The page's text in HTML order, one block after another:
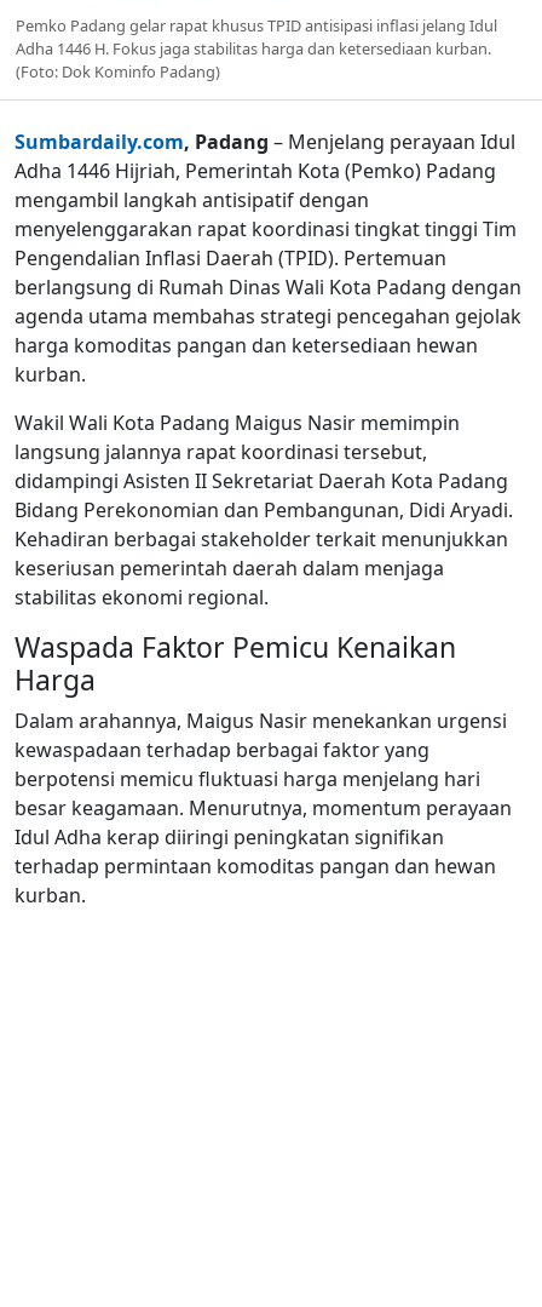
Pemko Padang gelar rapat khusus TPID antisipasi inflasi jelang Idul
Adha 1446 H. Fokus jaga stabilitas harga dan ketersediaan kurban.
(Foto: Dok Kominfo Padang)
Sumbardaily.com, Padang – Menjelang perayaan Idul
Adha 1446 Hijriah, Pemerintah Kota (Pemko) Padang
mengambil langkah antisipatif dengan
menyelenggarakan rapat koordinasi tingkat tinggi Tim
Pengendalian Inflasi Daerah (TPID). Pertemuan
berlangsung di Rumah Dinas Wali Kota Padang dengan
agenda utama membahas strategi pencegahan gejolak
harga komoditas pangan dan ketersediaan hewan
kurban.
Wakil Wali Kota Padang Maigus Nasir memimpin
langsung jalannya rapat koordinasi tersebut,
didampingi Asisten II Sekretariat Daerah Kota Padang
Bidang Perekonomian dan Pembangunan, Didi Aryadi.
Kehadiran berbagai stakeholder terkait menunjukkan
keseriusan pemerintah daerah dalam menjaga
stabilitas ekonomi regional.
Waspada Faktor Pemicu Kenaikan
Harga
Dalam arahannya, Maigus Nasir menekankan urgensi
kewaspadaan terhadap berbagai faktor yang
berpotensi memicu fluktuasi harga menjelang hari
besar keagamaan. Menurutnya, momentum perayaan
Idul Adha kerap diiringi peningkatan signifikan
terhadap permintaan komoditas pangan dan hewan
kurban.